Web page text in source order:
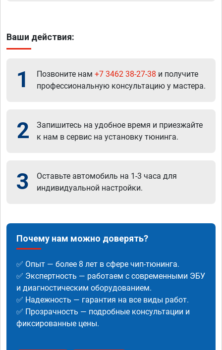
Ваши действия:
1 Позвоните нам +7 3462 38-27-38 и получите
профессиональную консультацию у мастера.
2
Запишитесь на удобное время и приезжайте
к нам в сервис на установку тюнинга.
3
Оставьте автомобиль на 1-3 часа для
индивидуальной настройки.
Почему нам можно доверять?
✅ Опыт — более 8 лет в сфере чип-тюнинга.
✅ Экспертность — работаем с современными ЭБУ
и диагностическим оборудованием.
✅ Надежность — гарантия на все виды работ.
✅ Прозрачность — подробные консультации и
фиксированные цены.